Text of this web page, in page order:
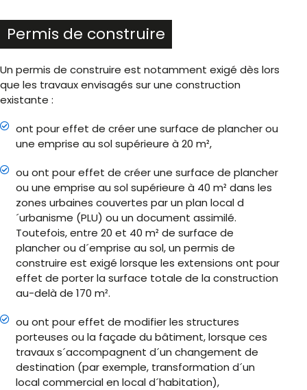
Permis de construire
Un permis de construire est notamment exigé dès lors
que les travaux envisagés sur une construction
existante :
ont pour effet de créer une surface de plancher ou
une emprise au sol supérieure à 20 m²,
ou ont pour effet de créer une surface de plancher
ou une emprise au sol supérieure à 40 m² dans les
zones urbaines couvertes par un plan local d
´urbanisme (PLU) ou un document assimilé.
Toutefois, entre 20 et 40 m² de surface de
plancher ou d´emprise au sol, un permis de
construire est exigé lorsque les extensions ont pour
effet de porter la surface totale de la construction
au-delà de 170 m².
ou ont pour effet de modifier les structures
porteuses ou la façade du bâtiment, lorsque ces
travaux s´accompagnent d´un changement de
destination (par exemple, transformation d´un
local commercial en local d´habitation),